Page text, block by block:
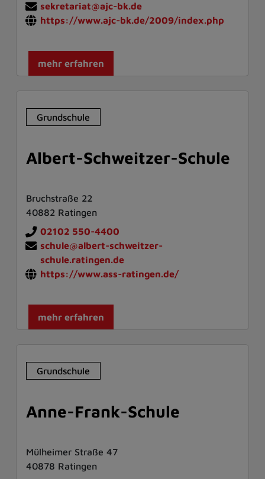
sekretariat@ajc-bk.de
https://www.ajc-bk.de/2009/index.php
mehr erfahren
Grundschule
Albert-Schweitzer-Schule
Bruchstraße 22
40882 Ratingen
02102 550-4400
schule@albert-schweitzer-
schule.ratingen.de
https://www.ass-ratingen.de/
mehr erfahren
Grundschule
Anne-Frank-Schule
Mülheimer Straße 47
40878 Ratingen